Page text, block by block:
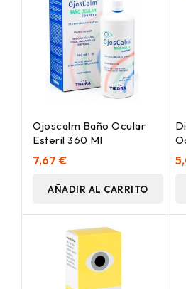
Ojoscalm Baño Ocular
Esteril 360 Ml
7,67 €
AÑADIR AL CARRITO